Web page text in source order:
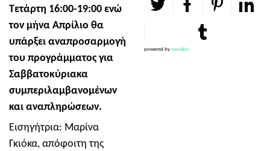
Τετάρτη 16:00-19:00 ενώ
τον μήνα Απρίλιο θα
υπάρξει αναπροσαρμογή
του προγράμματος για
Σαββατοκύριακα
συμπεριλαμβανομένων
και αναπληρώσεων.
Εισηγήτρια: Μαρίνα
Γκιόκα, απόφοιτη της
powered by social2s